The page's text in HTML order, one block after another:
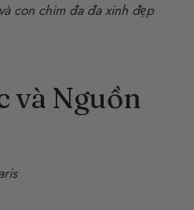
con chim đa đa xinh đẹp
và Nguồn